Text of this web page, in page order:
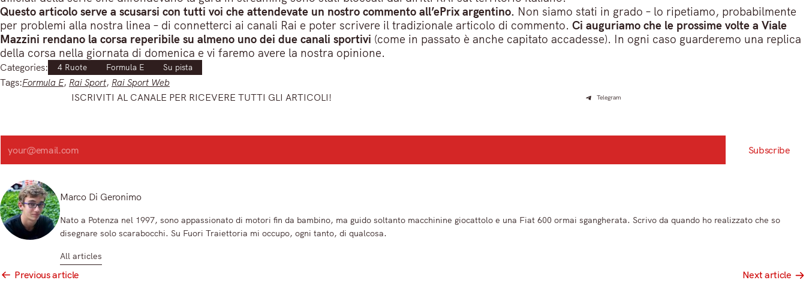
Questo articolo serve a scusarsi con tutti voi che attendevate un nostro commento all’ePrix argentino. Non siamo stati in grado – lo ripetiamo, probabilmente
per problemi alla nostra linea – di connetterci ai canali Rai e poter scrivere il tradizionale articolo di commento. Ci auguriamo che le prossime volte a Viale
Mazzini rendano la corsa reperibile su almeno uno dei due canali sportivi (come in passato è anche capitato accadesse). In ogni caso guarderemo una replica
della corsa nella giornata di domenica e vi faremo avere la nostra opinione.
Categories: 4 Ruote Formula E Su pista
Tags:Formula E, Rai Sport, Rai Sport Web
ISCRIVITI AL CANALE PER RICEVERE TUTTI GLI ARTICOLI! Telegram
Search
Subscribe
Marco Di Geronimo
Nato a Potenza nel 1997, sono appassionato di motori fin da bambino, ma guido soltanto macchinine giocattolo e una Fiat 600 ormai sgangherata. Scrivo da quando ho realizzato che so
disegnare solo scarabocchi. Su Fuori Traiettoria mi occupo, ogni tanto, di qualcosa.
All articles
PostPrevious article Next article